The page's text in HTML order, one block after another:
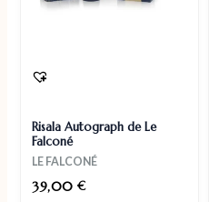
Risala Autograph de Le
Falconé
LE FALCONÉ
39,00€